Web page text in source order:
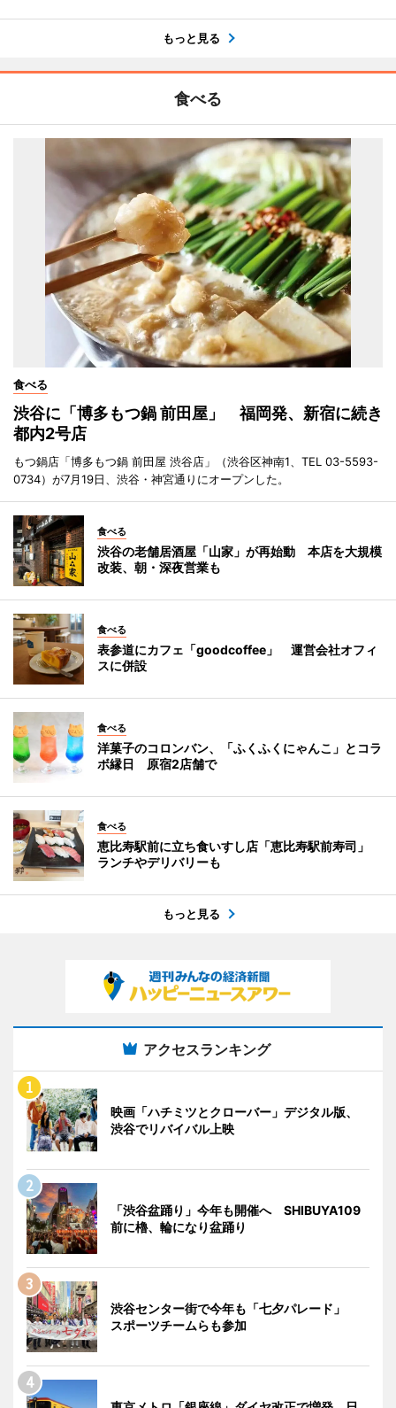
もっと見る
食べる
食べる
渋谷に「博多もつ鍋 前田屋」 福岡発、新宿に続き
都内2号店
もつ鍋店「博多もつ鍋 前田屋 渋谷店」（渋谷区神南1、TEL 03-5593-
0734）が7月19日、渋谷・神宮通りにオープンした。
食べる
渋谷の老舗居酒屋「山家」が再始動 本店を大規模
改装、朝・深夜営業も
食べる
表参道にカフェ「goodcoffee」 運営会社オフィ
スに併設
食べる
洋菓子のコロンバン、「ふくふくにゃんこ」とコラ
ボ縁日 原宿2店舗で
食べる
恵比寿駅前に立ち食いすし店「恵比寿駅前寿司」
ランチやデリバリーも
もっと見る
アクセスランキング
映画「ハチミツとクローバー」デジタル版、
渋谷でリバイバル上映
「渋谷盆踊り」今年も開催へ SHIBUYA109
前に櫓、輪になり盆踊り
渋谷センター街で今年も「七夕パレード」
スポーツチームらも参加